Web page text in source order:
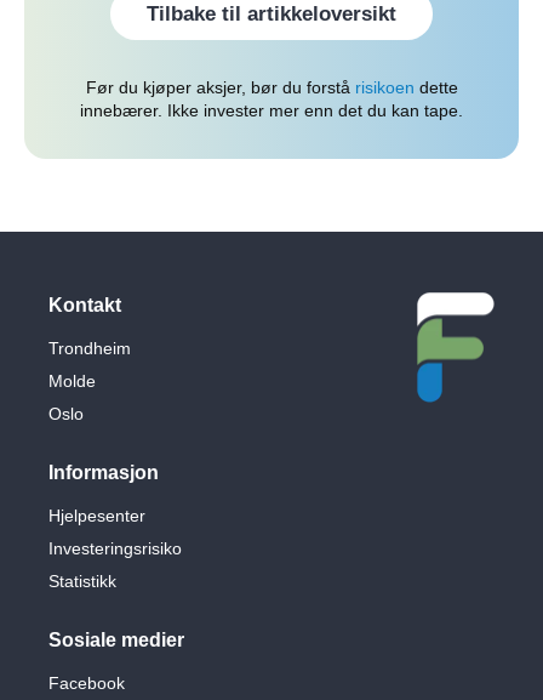
Tilbake til artikkeloversikt
Før du kjøper aksjer, bør du forstå risikoen dette
innebærer. Ikke invester mer enn det du kan tape.
Kontakt
Trondheim
Molde
Oslo
Informasjon
Hjelpesenter
Investeringsrisiko
Statistikk
Sosiale medier
Facebook